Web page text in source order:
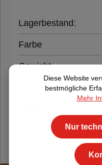
Lagerbestand:
Farbe
Gewicht
Abmessung
Artikelzustand
Diese Website
bestmögliche
Mehr
Nur